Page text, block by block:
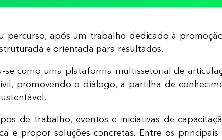
percurso, após um trabalho dedicado à
e orientada para resultados.
como uma plataforma multissetorial de
promovendo o diálogo, a partilha de
de trabalho, eventos e iniciativas de
e propor soluções concretas. Entre os